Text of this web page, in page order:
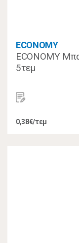
ECONOMY
ECONOMY
5τεμ
0,38€/τεμ